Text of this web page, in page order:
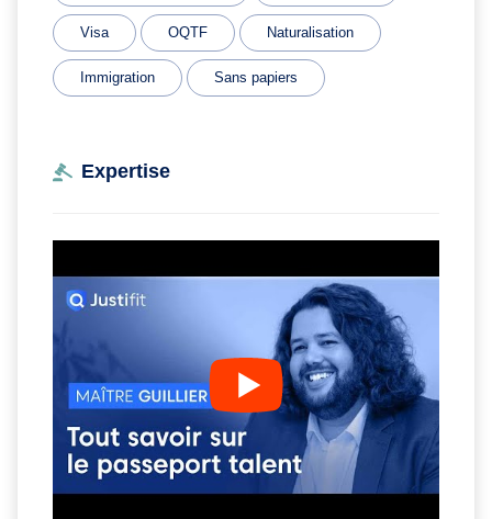
Visa OQTF Naturalisation
Immigration Sans papiers
Expertise